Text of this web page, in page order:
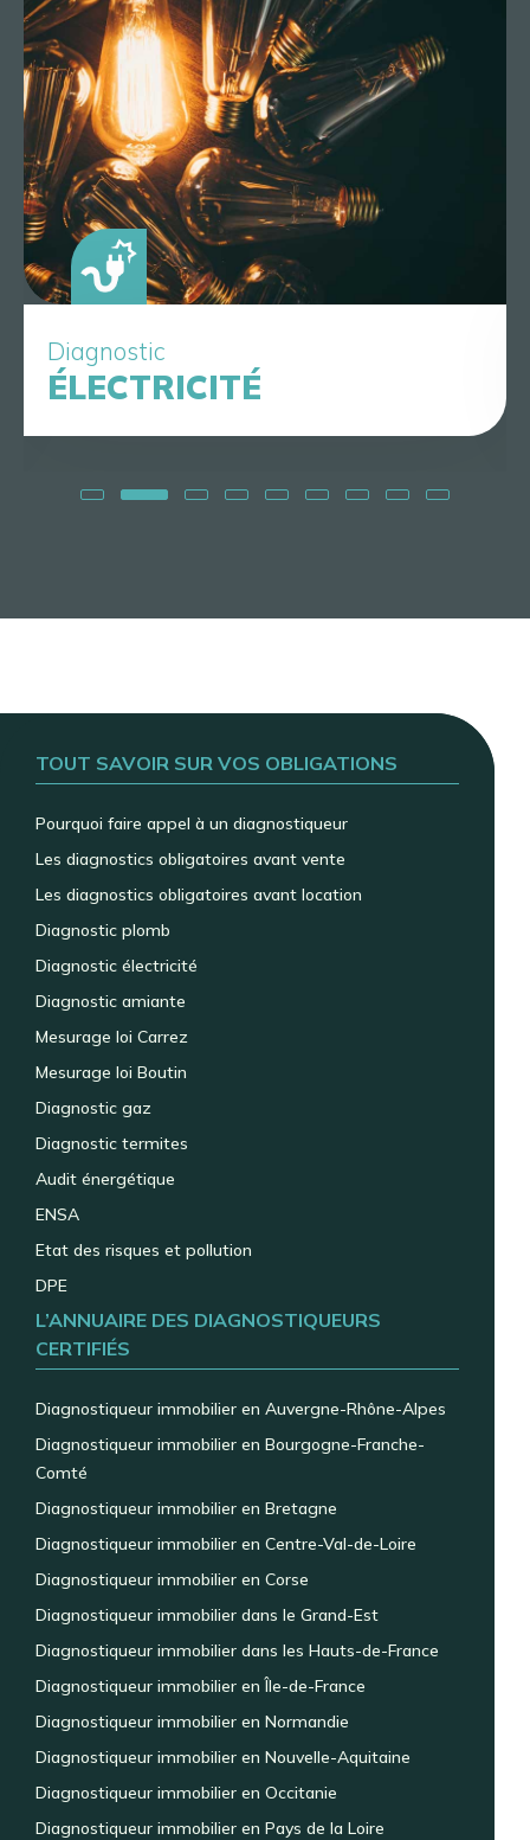
Diagnostic
ÉLECTRICITÉ
TOUT SAVOIR SUR VOS OBLIGATIONS
Pourquoi faire appel à un diagnostiqueur
Les diagnostics obligatoires avant vente
Les diagnostics obligatoires avant location
Diagnostic plomb
Diagnostic électricité
Diagnostic amiante
Mesurage loi Carrez
Mesurage loi Boutin
Diagnostic gaz
Diagnostic termites
Audit énergétique
ENSA
Etat des risques et pollution
DPE
L’ANNUAIRE DES DIAGNOSTIQUEURS
CERTIFIÉS
Diagnostiqueur immobilier en Auvergne-Rhône-Alpes
Diagnostiqueur immobilier en Bourgogne-Franche-
Comté
Diagnostiqueur immobilier en Bretagne
Diagnostiqueur immobilier en Centre-Val-de-Loire
Diagnostiqueur immobilier en Corse
Diagnostiqueur immobilier dans le Grand-Est
Diagnostiqueur immobilier dans les Hauts-de-France
Diagnostiqueur immobilier en Île-de-France
Diagnostiqueur immobilier en Normandie
Diagnostiqueur immobilier en Nouvelle-Aquitaine
Diagnostiqueur immobilier en Occitanie
Diagnostiqueur immobilier en Pays de la Loire